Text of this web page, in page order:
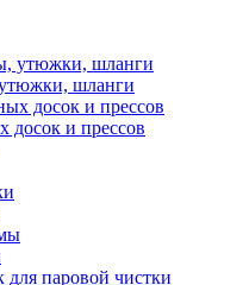
шланги
досок и прессов